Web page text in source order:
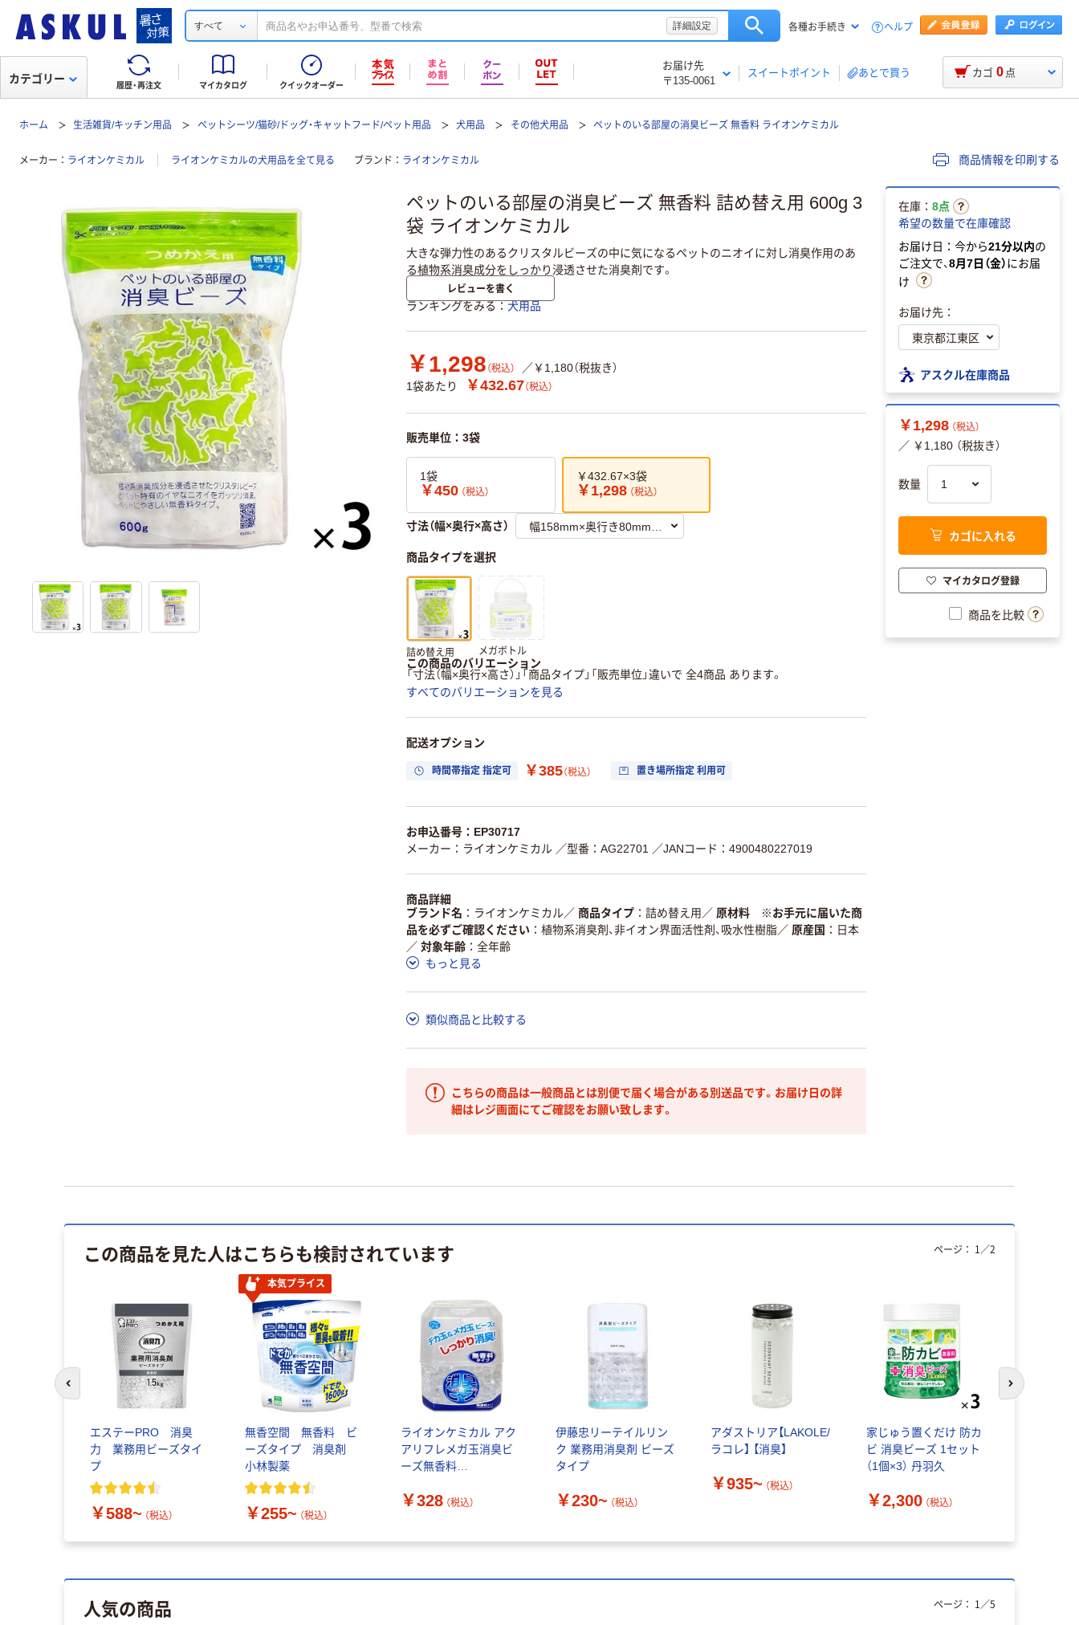
すべて 詳細設定 各種お手続き ヘルプ
履歴・再注文 マイカタログ クイックオーダー
お届け先
〒135-0061
スイートポイント あとで買う
カテゴリー カゴ 0 点
ホーム 生活雑貨/キッチン用品 ペットシーツ/猫砂/ドッグ・キャットフード/ペット用品 犬用品 その他犬用品 ペットのいる部屋の消臭ビーズ 無香料 ライオンケミカル
メーカー ライオンケミカル ライオンケミカルの犬用品を全て見る ブランド ライオンケミカル 商品情報を印刷する
ペットのいる部屋の消臭ビーズ 無香料 詰め替え用 600g 3
袋 ライオンケミカル
大きな弾力性のあるクリスタルビーズの中に気になるペットのニオイに対し消臭作用のあ
る植物系消臭成分をしっかり浸透させた消臭剤です。
レビューを書く
ランキングをみる 犬用品
￥1,298 （税込）
／￥1,180（税抜き）
1袋あたり
￥432.67（税込）
販売単位：3袋
1袋
￥450 （税込）
￥432.67×3袋
￥1,298 （税込）
寸法（幅×奥行×高さ）
商品タイプを選択
詰め替え用 メガボトル
この商品のバリエーション
「寸法（幅×奥行×高さ）」「商品タイプ」「販売単位」違いで 全4商品 あります。
すべてのバリエーションを見る
配送オプション
時間帯指定 指定可 ￥385（税込） 置き場所指定 利用可
お申込番号：EP30717
メーカー：ライオンケミカル ／型番：AG22701 ／JANコード：4900480227019
商品詳細
ブランド名
ライオンケミカル／ 商品タイプ 詰め替え用 ／ 原材料 ※お手元に届いた商
品を必ずご確認ください
植物系消臭剤、非イオン界面活性剤、吸水性樹脂／ 原産国
日本
／ 対象年齢
全年齢
もっと見る
類似商品と比較する
こちらの商品は一般商品とは別便で届く場合がある別送品です。お届け日の詳
細はレジ画面にてご確認をお願い致します。
在庫： 8点
希望の数量で在庫確認
お届け日：今から21分以内の
ご注文で、8月7日（金）にお届
け
お届け先：
アスクル在庫商品
￥1,298 （税込）
／ ￥1,180 （税抜き）
数量
カゴに入れる
マイカタログ登録
商品を比較
この商品を見た人はこちらも検討されています
エステーPRO 消臭
力 業務用ビーズタイ
プ
￥588~ （税込）
本気プライス
無香空間 無香料 ビ
ーズタイプ 消臭剤
小林製薬
￥255~ （税込）
ライオンケミカル アク
アリフレメガ玉消臭ビ
ーズ無香料
￥328 （税込）
伊藤忠リーテイルリン
ク 業務用消臭剤 ビーズ
タイプ
￥230~ （税込）
アダストリア【LAKOLE/
ラコレ】 【消臭】
￥935~ （税込）
家じゅう置くだけ 防カ
ビ 消臭ビーズ 1セット
（1個×3） 丹羽久
￥2,300 （税込）
ページ： 1 ／2
前のスライドへ 次のスライド
人気の商品 ページ： 1／5